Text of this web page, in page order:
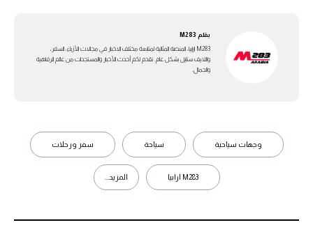
بقلم M283
M283 ارابيا، المنصة المثالية لمتابعة مختلف الاخبار في مجالات الأزياء، السفر،
واللايف ستايل بشكل عام. تقدم لكم أحدث الأخبار والمستجدات من عالم الرفاهية
والجمال.
وجهات سياحية سياحة سفر ورحلات
M283 ارابيا المزيد...